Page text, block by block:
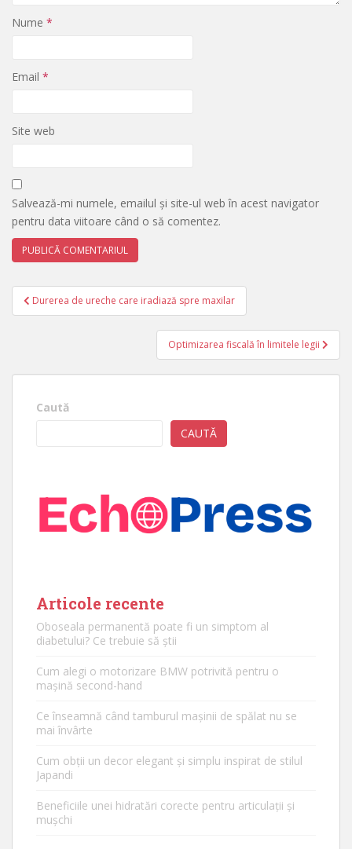
Nume *
Email *
Site web
Salvează-mi numele, emailul și site-ul web în acest navigator
pentru data viitoare când o să comentez.
Navigare
în
Durerea de ureche care iradiază spre maxilar
Optimizarea fiscală în limitele legii
Caută
CAUTĂ
Articole recente
Oboseala permanentă poate fi un simptom al
diabetului? Ce trebuie să știi
Cum alegi o motorizare BMW potrivită pentru o
mașină second-hand
Ce înseamnă când tamburul mașinii de spălat nu se
mai învârte
Cum obții un decor elegant și simplu inspirat de stilul
Japandi
Beneficiile unei hidratări corecte pentru articulații și
mușchi